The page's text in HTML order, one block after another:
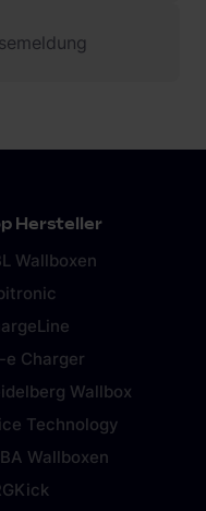
Hersteller
Wallboxen
e Charger
Wallbox
Technology
Wallboxen